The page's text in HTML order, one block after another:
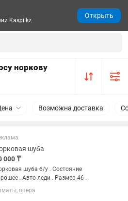
норкову
Возможна доставка
шуба
000 ₸
шуба б/у . Состояние
. Авто леди . Размер 46 .
вчера
Kaspi.kz
Открыть